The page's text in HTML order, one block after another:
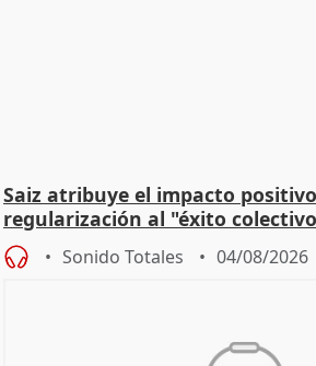
Saiz atribuye el impacto
regularización al "éxito
Sonido Totales 04/08/2026